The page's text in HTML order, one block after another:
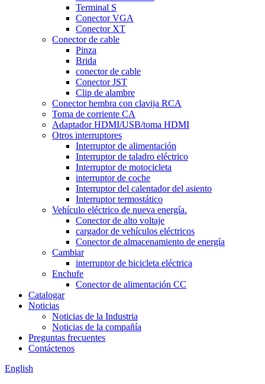
Terminal S
Conector VGA
Conector XT
Conector de cable
Pinza
Brida
conector de cable
Conector JST
Clip de alambre
Conector hembra con clavija RCA
Toma de corriente CA
Adaptador HDMI/USB/toma HDMI
Otros interruptores
Interruptor de alimentación
Interruptor de taladro eléctrico
Interruptor de motocicleta
interruptor de coche
Interruptor del calentador del asiento
Interruptor termostático
Vehículo eléctrico de nueva energía.
Conector de alto voltaje
cargador de vehículos eléctricos
Conector de almacenamiento de energía
Cambiar
interruptor de bicicleta eléctrica
Enchufe
Conector de alimentación CC
Catalogar
Noticias
Noticias de la Industria
Noticias de la compañía
Preguntas frecuentes
Contáctenos
English